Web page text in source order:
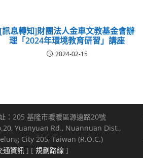
[訊息轉知]財團法人金車文教基金會辦
理「2024年環境教育研習」講座
2024-02-15
：205 基隆市暖暖區源遠路20號
Yuanyuan Rd., Nuannuan Dist.,
City 205, Taiwan (R.O.C.)
通資訊 ] [ 規劃路線 ]